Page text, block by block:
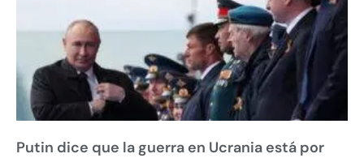
Putin dice que la guerra en Ucrania está por